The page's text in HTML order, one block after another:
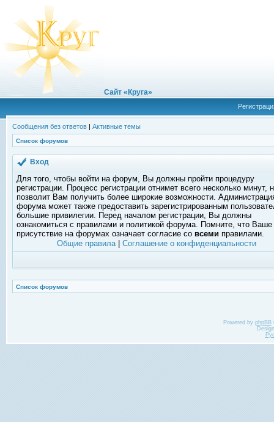
Сайт «Круга»
Сообщения без ответов | Активные темы
Список форумов
Вход
Для того, чтобы войти на форум, Вы должны пройти процедуру
регистрации. Процесс регистрации отнимет всего несколько минут,
позволит Вам получить более широкие возможности.
форума может также предоставить зарегистрированным
большие привилегии. Перед началом регистрации, Вы должны
ознакомиться с правилами и политикой форума. Помните, что Ваше
присутствие на форумах означает согласие со всеми правилами.
Общие правила| Соглашение о конфиденциальности
Список форумов
Powered by phpBB